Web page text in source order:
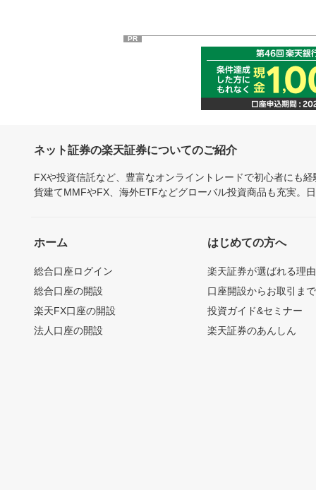
PR
ネット証券の楽天証券についてのご紹介
FXや投資信託など、豊富なオンライントレードで初心者にも
貨建てMMFやFX、海外ETFなどグローバル投資商品も充実。
ホーム
総合口座ログイン
総合口座の開設
楽天FX口座の開設
法人口座の開設
はじめての方へ
楽天証券が選ばれる理由
口座開設からお取引ま
投資ガイド&セミナー
楽天証券のあんしん